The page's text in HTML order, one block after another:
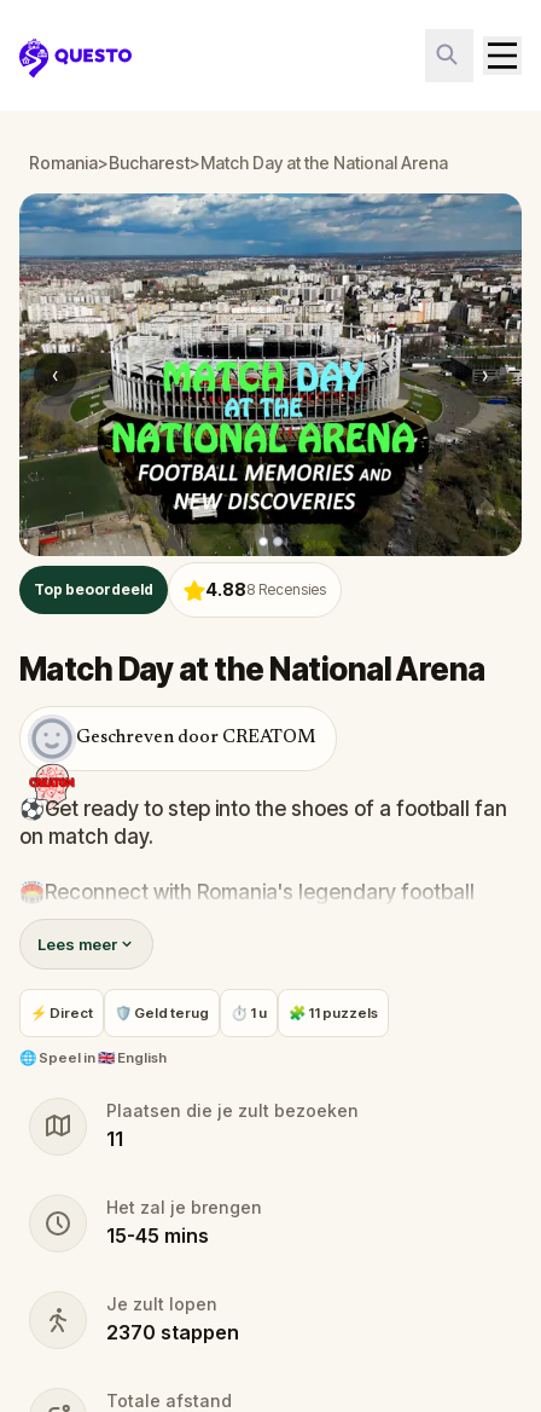
Questo
Romania>Bucharest>Match Day at the National Arena
‹ ›
Top beoordeeld 4.888 Recensies
Match Day at the National Arena
Geschreven door CREATOM
⚽Get ready to step into the shoes of a football fan
on match day.
🏟️Reconnect with Romania's legendary football
moments and what Hagi and Lucescu
accomplished, but also discover the history of the
area. National Arena is Romania's greatest football
stadium!
🏆Solve 11 challenges directly connected to what
Lees meer
⚡ Direct 🛡 Geld terug ⏱ 1 u 🧩 11 puzzels
🌐 Speel in🇬🇧 English
Plaatsen die je zult bezoeken
11
Het zal je brengen
15-45 mins
Je zult lopen
2370 stappen
Totale afstand